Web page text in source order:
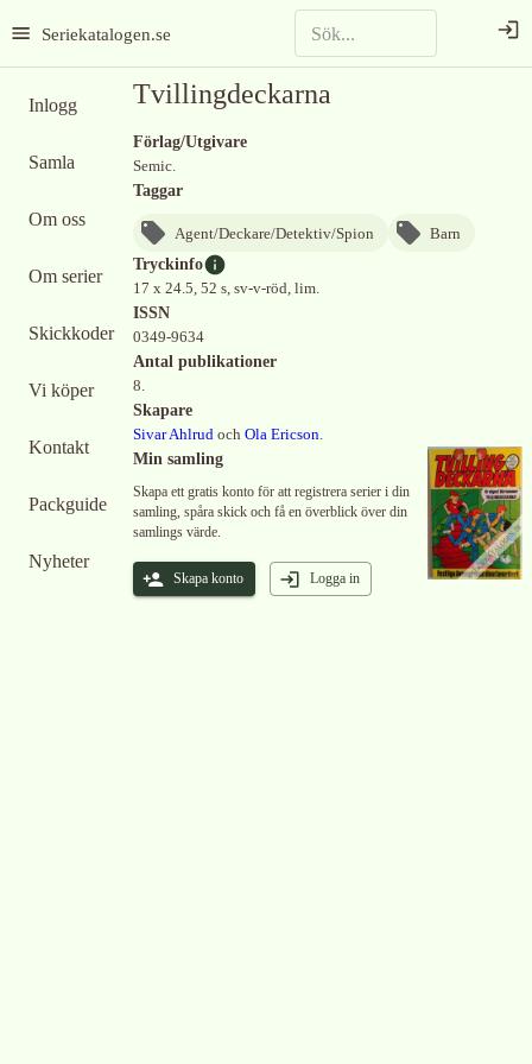
Seriekatalogen.se
Inlogg
Samla
Om oss
Om serier
Skickkoder
Vi köper
Kontakt
Packguide
Nyheter
Tvillingdeckarna
Förlag/Utgivare
Semic.
Taggar
Agent/Deckare/Detektiv/Spion
Barn
Tryckinfo
17 x 24.5, 52 s, sv-v-röd, lim.
ISSN
0349-9634
Antal publikationer
8.
Skapare
Sivar Ahlrud och Ola Ericson.
Min samling
Skapa ett gratis konto för att registrera serier i din
samling, spåra skick och få en överblick över din
samlings värde.
Skapa konto Logga in